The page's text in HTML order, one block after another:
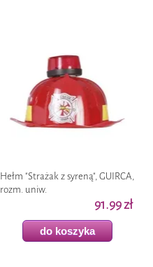
Hełm "Strażak z syreną", GUIRCA,
rozm. uniw.
91.99 zł
do koszyka